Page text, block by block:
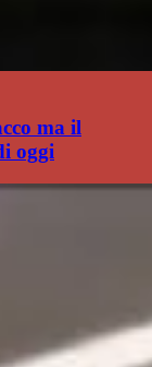
ma il
oggi